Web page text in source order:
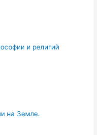
и религий
на Земле.